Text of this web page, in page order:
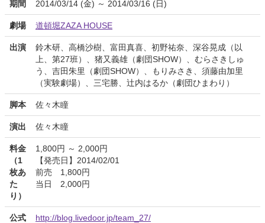
期間 2014/03/14 (金) ～ 2014/03/16 (日)
劇場 道頓堀ZAZA HOUSE
出演
鈴木研、高橋沙樹、富田真喜、初野祐奈、深谷晃成（以
上、第27班）、猪又義雄（劇団SHOW）、むらさきしゅ
う、吉田朱里（劇団SHOW）、もりみさき、須藤由加里
（実験劇場）、三宅勝、辻内はるか（劇団ひまわり）
脚本 佐々木瞳
演出 佐々木瞳
料金
（1
枚あ
た
り）
1,800円 ～ 2,000円
【発売日】2014/02/01
前売 1,800円
当日 2,000円
公式
http://blog.livedoor.jp/team_27/